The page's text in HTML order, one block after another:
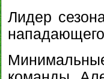
Лидер